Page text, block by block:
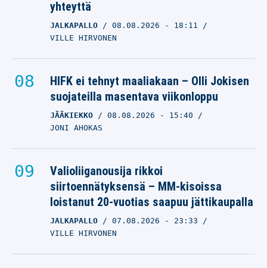
yhteyttä
JALKAPALLO 08.08.2026 - 18:11
VILLE HIRVONEN
HIFK ei tehnyt maaliakaan – Olli Jokisen
suojateilla masentava viikonloppu
JÄÄKIEKKO 08.08.2026 - 15:40
JONI AHOKAS
Valioliiganousija rikkoi
siirtoennätyksensä – MM-kisoissa
loistanut 20-vuotias saapuu jättikaupalla
JALKAPALLO 07.08.2026 - 23:33
VILLE HIRVONEN